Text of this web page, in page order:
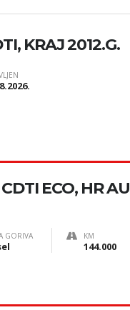
KRAJ 2012.G.
ECO, HR AU
GORIVA KM
144.000